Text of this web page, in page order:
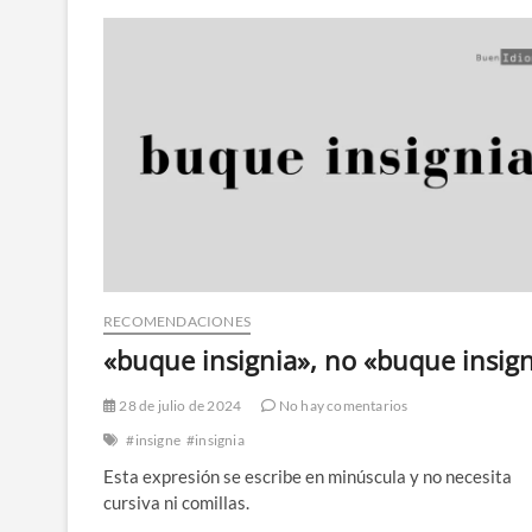
RECOMENDACIONES
«buque insignia», no «buque
28 de julio de 2024
No hay comentarios
#insigne #insignia
Esta expresión se escribe en minúscula y no necesita
cursiva ni comillas.